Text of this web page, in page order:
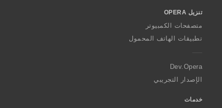
w
O
a
تنزيل OPERA
متصفحات الكمبيوتر
تطبيقات الهاتف المحمول
Dev.Opera
الإصدار التجريبي
خدمات